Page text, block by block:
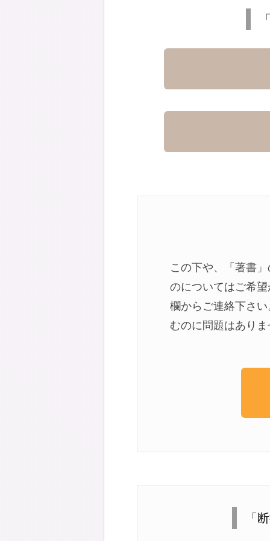
この下や、「著書
のについてはご希
欄からご連絡下さ
むのに問題はあり
「